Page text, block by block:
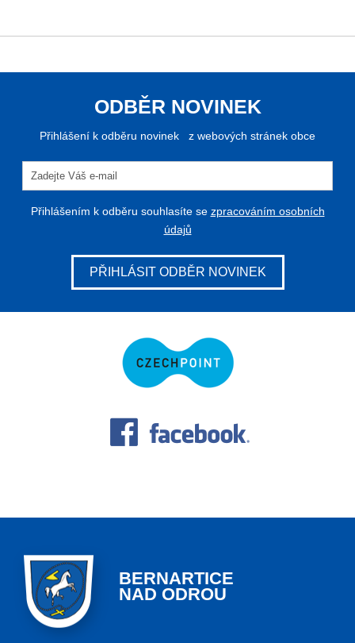
ODBĚR NOVINEK
Přihlášení k odběru novinek z webových stránek obce
Přihlášením k odběru souhlasíte se zpracováním osobních
údajů
PŘIHLÁSIT ODBĚR NOVINEK
BERNARTICE
NAD ODROU